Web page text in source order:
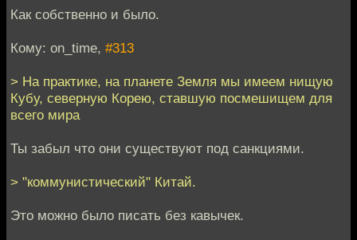
Как собственно и было.
Кому: on_time, #313
> На практике, на планете Земля мы имеем нищую
Кубу, северную Корею, ставшую посмешищем для
всего мира
Ты забыл что они существуют под санкциями.
> "коммунистический" Китай.
Это можно было писать без кавычек.